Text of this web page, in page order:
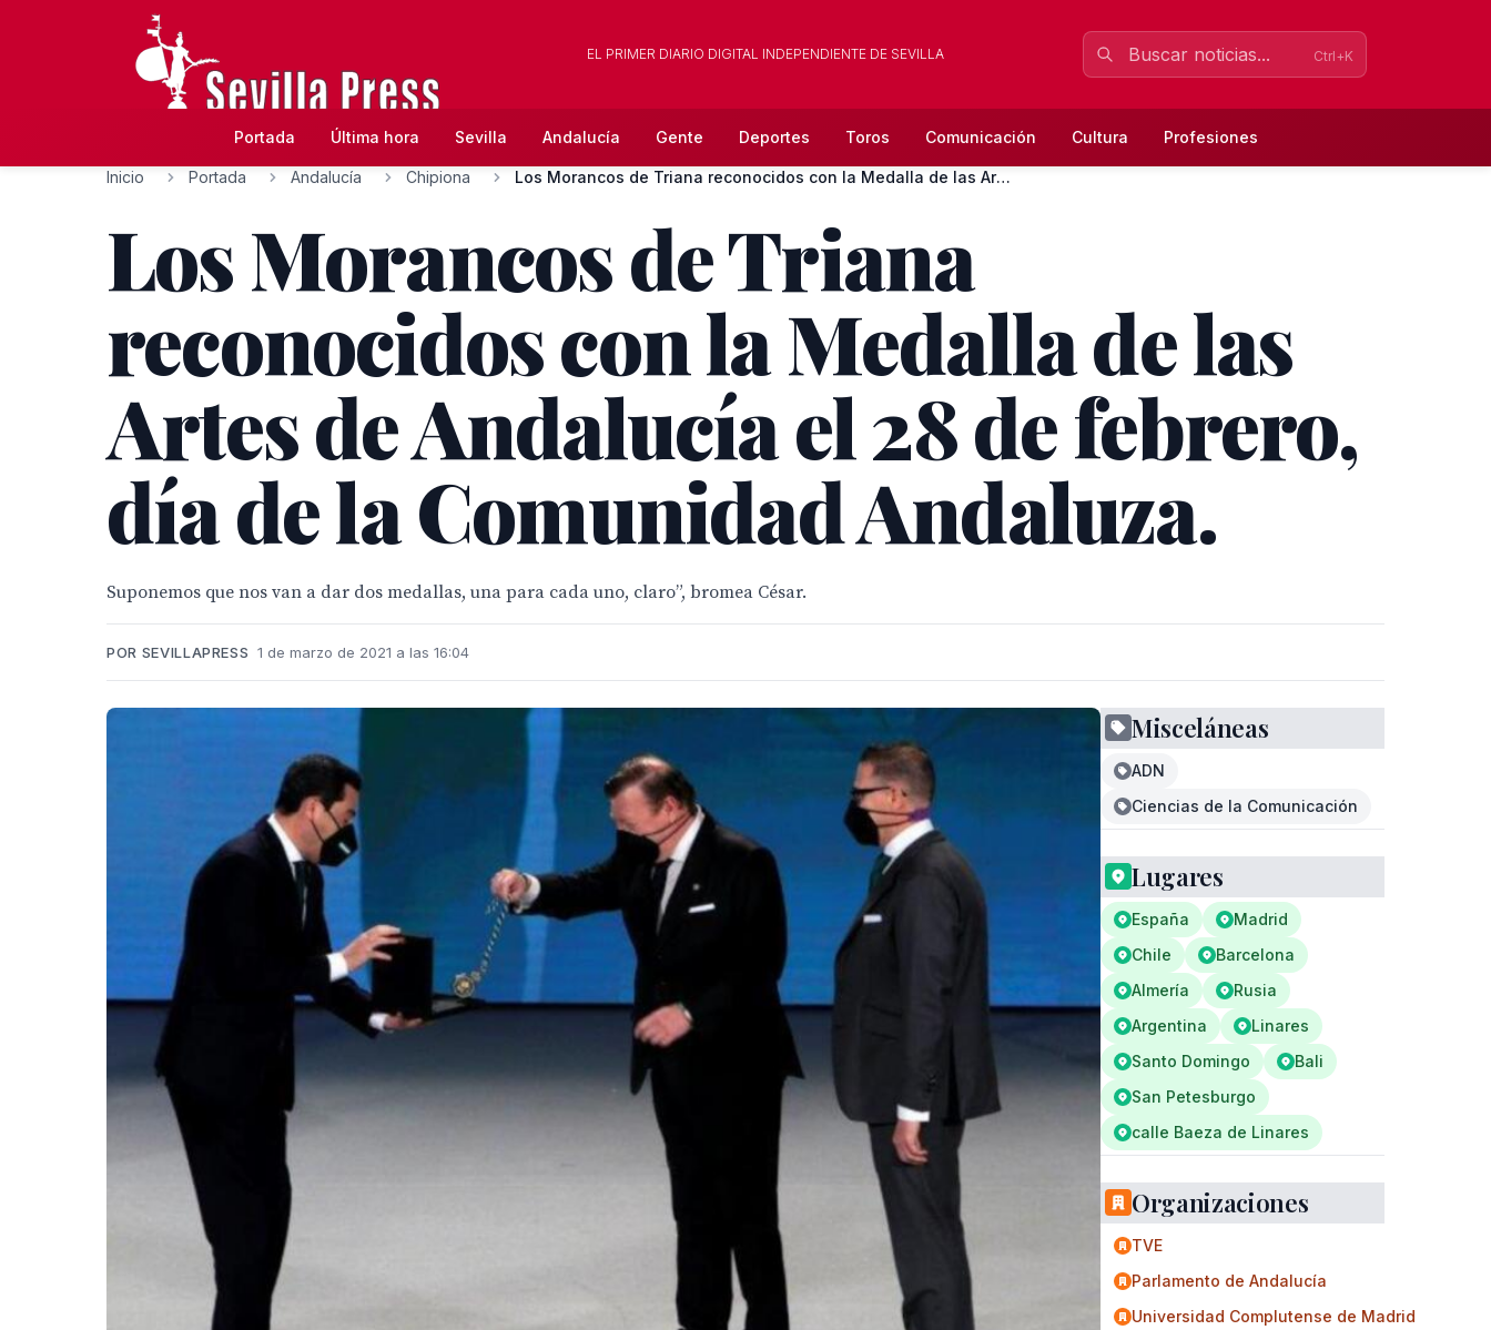
EL PRIMER DIARIO DIGITAL INDEPENDIENTE DE SEVILLA Ctrl+K
Portada Última hora Sevilla Andalucía Gente Deportes Toros Comunicación Cultura Profesiones
Inicio Portada Andalucía Chipiona Los Morancos de Triana reconocidos con la Medalla de las Art...
Los Morancos de Triana
reconocidos con la Medalla de las
Artes de Andalucía el 28 de febrero,
día de la Comunidad Andaluza.
Suponemos que nos van a dar dos medallas, una para cada uno, claro”, bromea César.
POR SEVILLAPRESS 1 de marzo de 2021 a las 16:04
Misceláneas
ADN
Ciencias de la Comunicación
Lugares
España
Madrid
Chile
Barcelona
Almería
Rusia
Argentina
Linares
Santo Domingo
Bali
San Petesburgo
calle Baeza de Linares
Organizaciones
TVE
Parlamento de Andalucía
Universidad Complutense de Madrid